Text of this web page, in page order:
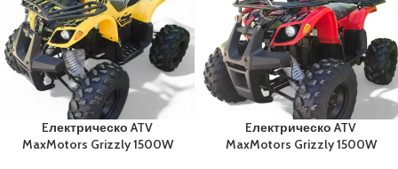
Eлектрическо ATV
MaxMotors Grizzly 1500W
Eлектрическо ATV
MaxMotors Grizzly 1500W